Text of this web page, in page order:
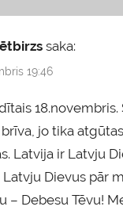
saka:
19:46
jo tika
Latvija ir Latvju
Latvju Dievus pār
– Debesu Tēvu!